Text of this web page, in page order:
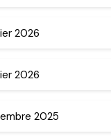
2026
2026
2025